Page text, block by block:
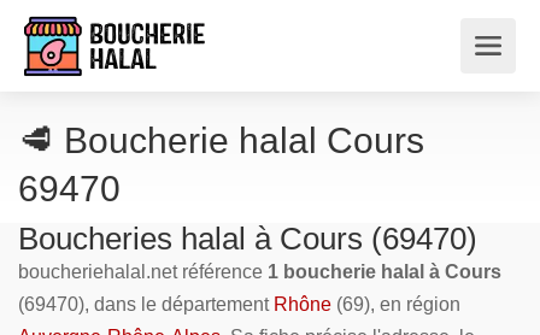
🥩 Boucherie halal Cours
69470
Boucheries halal à Cours (69470)
boucheriehalal.net référence 1 boucherie halal à Cours
(69470), dans le département Rhône (69), en région